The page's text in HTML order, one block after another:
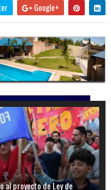
Google+
al proyecto de Ley de